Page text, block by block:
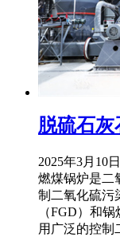
脱硫石灰
2025年3月10
燃煤锅炉是二
制二氧化硫污
（FGD）和
用广泛的控制